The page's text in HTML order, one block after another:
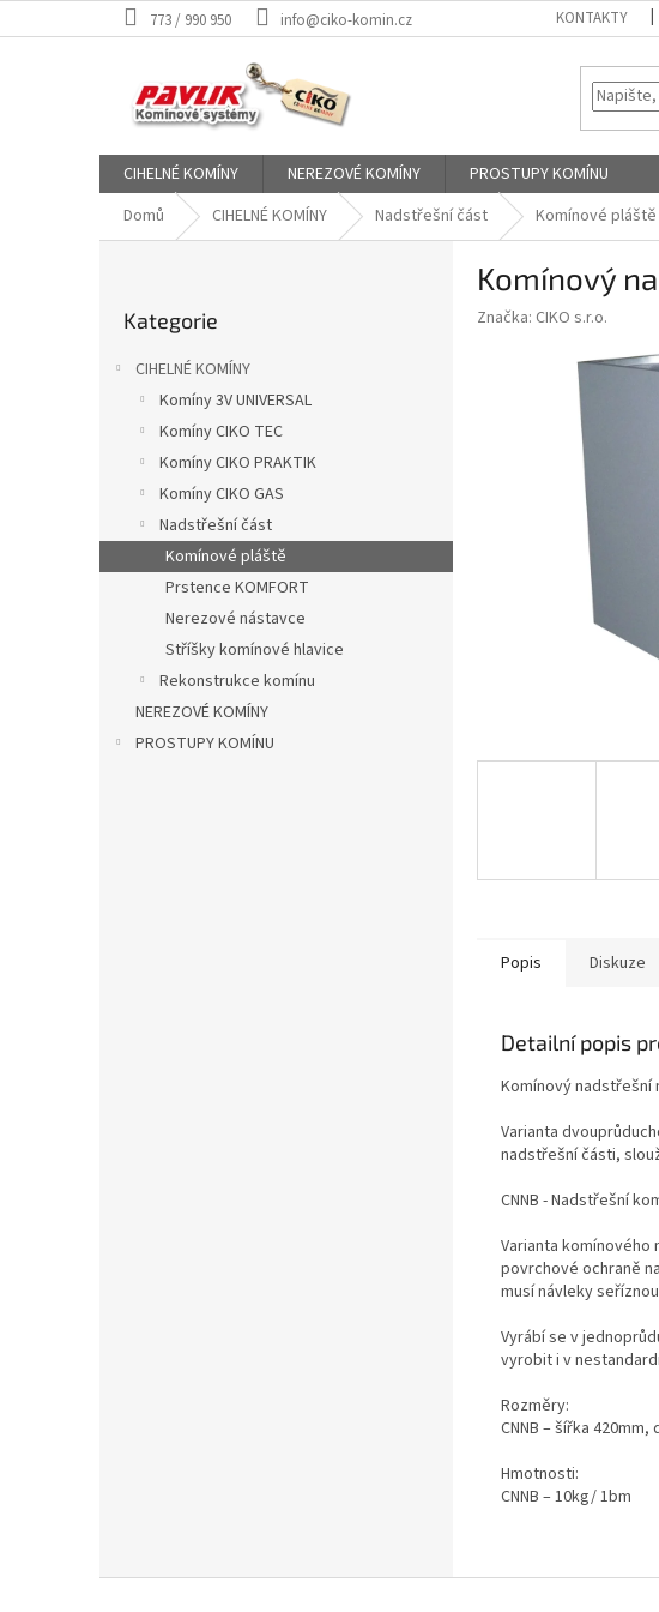
na
773 / 990 950 info@ciko-komin.cz KONTAKTY
CIHELNÉ KOMÍNY NEREZOVÉ KOMÍNY
PROSTUPY KOMÍNU
Domů
CIHELNÉ KOMÍNY Nadstřešní část Komínové pláště
n
e
kategorie
Kategorie
CIHELNÉ KOMÍNY
Komíny 3V UNIVERSAL
Komíny CIKO TEC
Komíny CIKO PRAKTIK
Komíny CIKO GAS
Nadstřešní část
Komínové pláště
Prstence KOMFORT
Nerezové nástavce
Stříšky komínové hlavice
Rekonstrukce komínu
NEREZOVÉ KOMÍNY
PROSTUPY KOMÍNU
Komínový
Značka: CIKO s.r.o.
Popis Diskuze
Detailní popis
Komínový nadstřešní
Varianta
nadstřešní části,
CNNB - Nadstřešní
Varianta
povrchové ochraně
musí návleky
Vyrábí se v
vyrobit i v
Rozměry:
CNNB – šířka
Hmotnosti:
CNNB – 10kg/ 1bm